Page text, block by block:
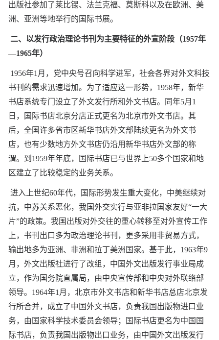
出版社参加了莱比锡、法兰克福、莫斯科以及在欧洲、美
洲、亚洲等地举行的国际书展。
二、以发行政治理论书刊为主要特征的外宣阶段（1957年
—1965年）
1956年1月，党中央号召向科学进军，社会各界对外文科技
书刊的需求迅速增加。为了适应这一形势，1958年，新华
书店系统专门设立了外文发行所和外文书店。同年5月1
日，国际书店北京分店正式更名为北京市外文书店。其
后，全国许多省市区新华书店外文部陆续更名为外文书
店，也有少数地方外文书店仍沿用新华书店外文部的称
谓。到1959年年底，国际书店已与世界上50多个国家和地
区建立了比较稳定的业务关系。
进入上世纪60年代，国际形势发生重大变化，中美继续对
抗，中苏关系恶化，我国外交实行与亚非拉国家友好“一大
片”的政策。我国出版对外交往的重心转移至对外宣传工作
上，书刊出口多为政治理论书刊，更多采用非贸易方式，
输出地多为亚洲、非洲和拉丁美洲国家。基于此，1963年9
月，外文出版社进行了改组，中国外文出版发行事业局成
立，作为国务院直属局，由中央宣传部和中央对外联络部
领导。1964年1月，北京市外文书店和新华书店总店北京发
行所合并，成立了中国外文书店，负责我国出版物进口业
务，由国家科学技术委员会领导；国际书店更名为中国国
际书店，负责我国出版物出口业务，由中国外文出版发行